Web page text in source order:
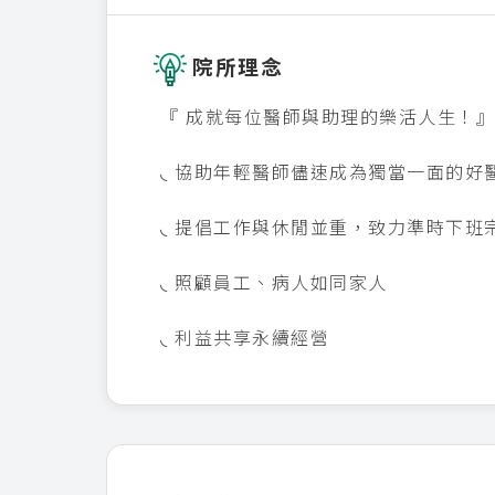
院所理念
『 成就每位醫師與助理的樂活人生！』
◟ 協助年輕醫師儘速成為獨當一面的好
◟ 提倡工作與休閒並重，致力準時下班
◟ 照顧員工、病人如同家人
◟ 利益共享永續經營